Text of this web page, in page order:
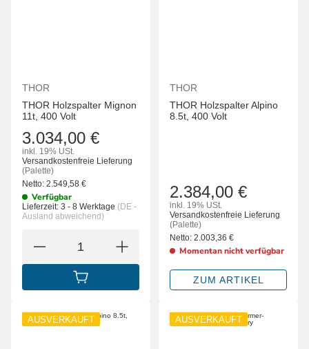
THOR
THOR Holzspalter Mignon
11t, 400 Volt
3.034,00 €
inkl. 19% USt.
Versandkostenfreie Lieferung
(Palette)
Netto: 2.549,58 €
Verfügbar
Lieferzeit: 3 - 8 Werktage (DE -
Ausland abweichend)
IN DEN WARENKORB
THOR
THOR Holzspalter Alpino
8.5t, 400 Volt
2.384,00 €
inkl. 19% USt.
Versandkostenfreie Lieferung
(Palette)
Netto: 2.003,36 €
Momentan nicht verfügbar
ZUM ARTIKEL
AUSVERKAUFT AUSVERKAUFT